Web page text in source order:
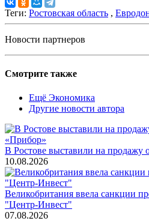
Теги: Ростовская область ,
Новости партнеров
Смотрите также
Ещё Экономика
Другие новости автора
В Ростове выставили на продажу
10.08.2026
Великобритания ввела санкции
"Центр-Инвест"
07.08.2026